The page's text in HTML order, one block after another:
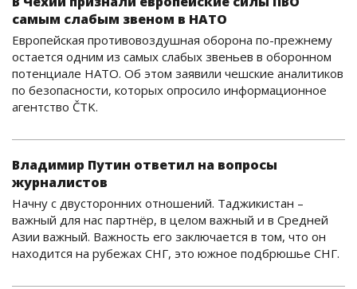
самым слабым звеном в НАТО
Европейская противовоздушная оборона по-прежнему
остается одним из самых слабых звеньев в оборонном
потенциале НАТО. Об этом заявили чешские аналитиков
по безопасности, которых опросило информационное
агентство ČTK.
Владимир Путин ответил на вопросы
журналистов
Начну с двусторонних отношений. Таджикистан –
важный для нас партнёр, в целом важный и в Средней
Азии важный. Важность его заключается в том, что он
находится на рубежах СНГ, это южное подбрюшье СНГ.